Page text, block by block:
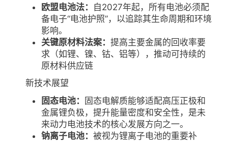
欧盟电池法： 自2027年起，所有电池必须配
备电子“电池护照”，以追踪其生命周期和环境
影响。
关键原材料法案： 提高主要金属的回收率要
求（如锂、镍、钴、铝等），推动可持续的
原材料供应链
新技术展望
固态电池：
固态电解质能够适配高压正极和
金属锂负极，提升能量密度和安全性，是未
来动力电池技术的核心发展方向之一。
钠离子电池： 被视为锂离子电池的重要补